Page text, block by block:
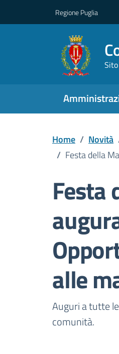
Regione Puglia
Home / Novità
/ Festa della
Festa
alle
Auguri a tutte
comunità.